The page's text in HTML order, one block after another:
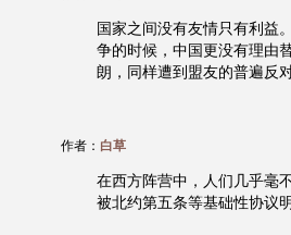
国家之间没有友情只有利益
争的时候，中国更没有理由
朗，同样遭到盟友的普遍反
作者： 白草
在西方阵营中，人们几乎毫
被北约第五条等基础性协议